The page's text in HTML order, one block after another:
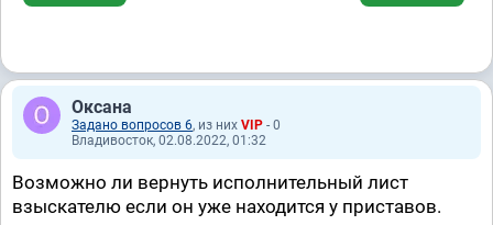
Оксана
Задано вопросов 6, из них VIP - 0
Владивосток, 02.08.2022, 01:32
Возможно ли вернуть исполнительный лист
взыскателю если он уже находится у приставов.